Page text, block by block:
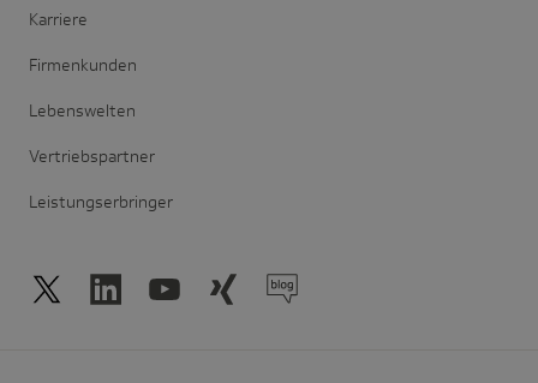
Karriere
Firmenkunden
Lebenswelten
Vertriebspartner
Leistungserbringer